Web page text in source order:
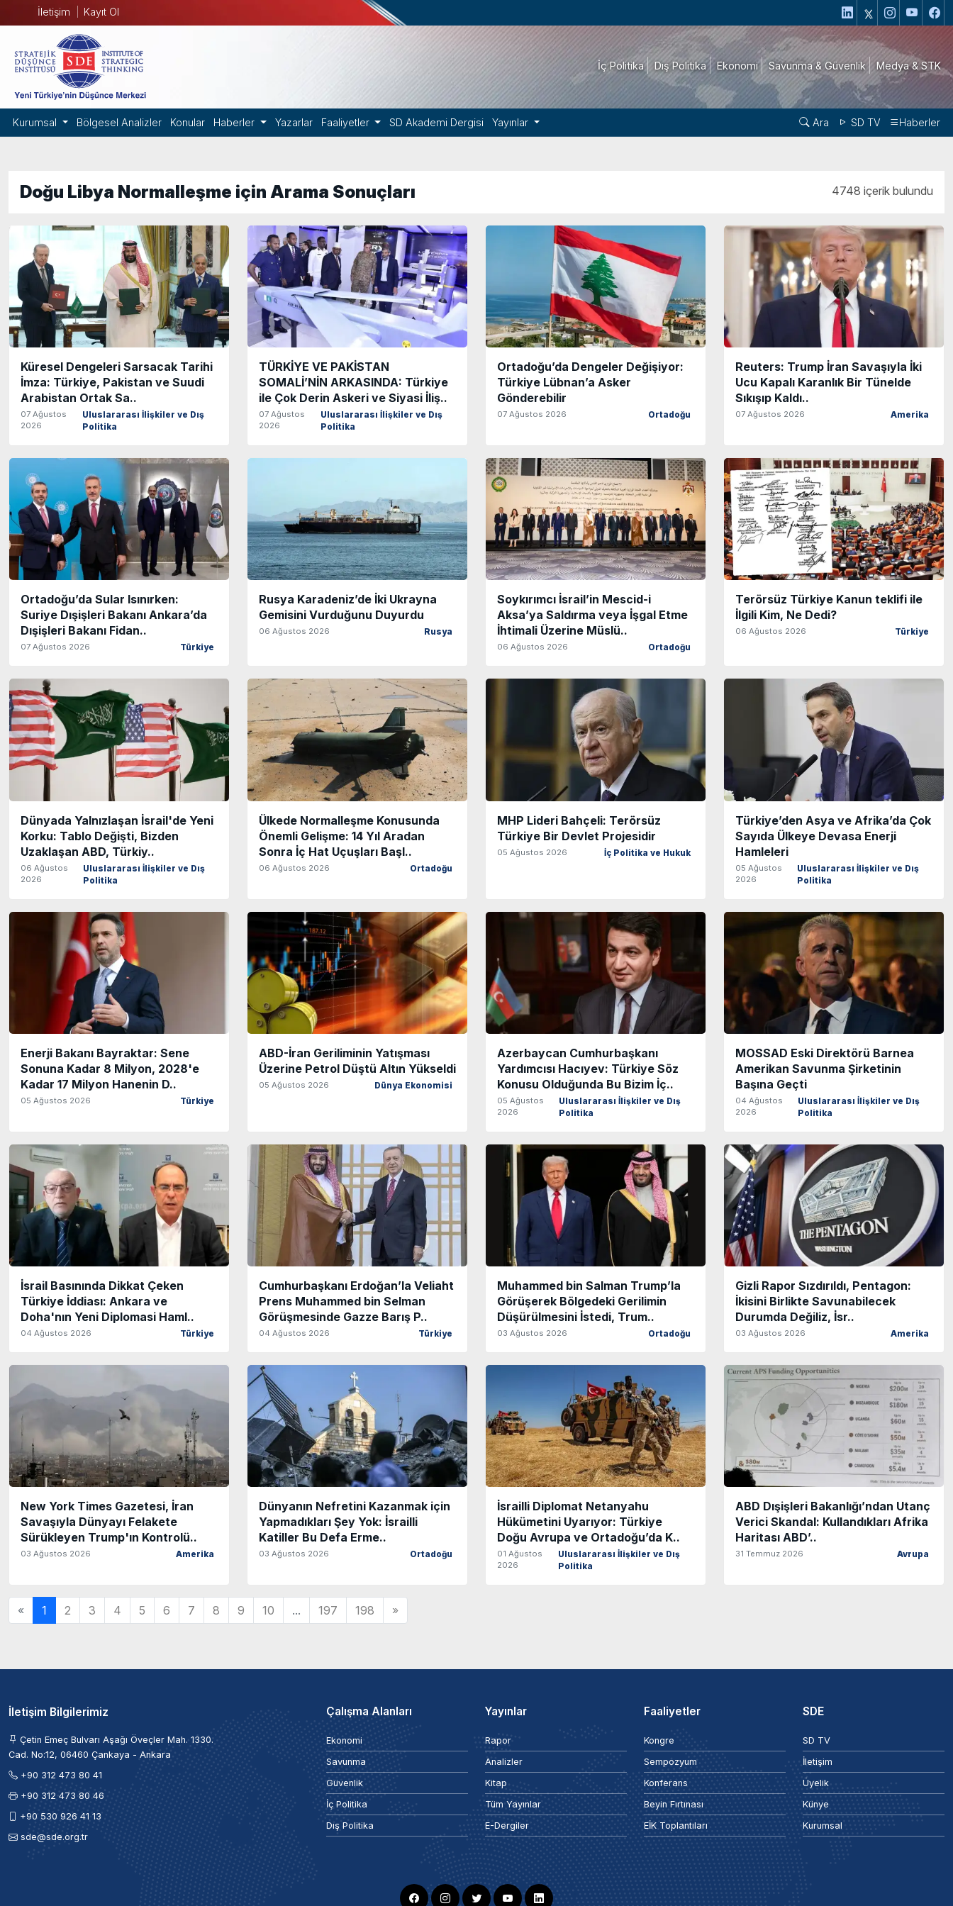
İletişim Kayıt Ol
İç Politika Dış Politika Ekonomi Savunma & Güvenlik Medya & STK
Kurumsal Bölgesel Analizler Konular Haberler Yazarlar Faaliyetler SD Akademi Dergisi Yayınlar Ara SD TV Haberler
Doğu Libya Normalleşme için Arama Sonuçları 4748 içerik bulundu
Küresel Dengeleri Sarsacak Tarihi
İmza: Türkiye, Pakistan ve Suudi
Arabistan Ortak Sa..
07 Ağustos
2026
Uluslararası İlişkiler ve Dış
Politika
TÜRKİYE VE PAKİSTAN
SOMALİ’NİN ARKASINDA: Türkiye
ile Çok Derin Askeri ve Siyasi İliş..
07 Ağustos
2026
Uluslararası İlişkiler ve Dış
Politika
Ortadoğu’da Dengeler Değişiyor:
Türkiye Lübnan’a Asker
Gönderebilir
07 Ağustos 2026 Ortadoğu
Reuters: Trump İran Savaşıyla İki
Ucu Kapalı Karanlık Bir Tünelde
Sıkışıp Kaldı..
07 Ağustos 2026 Amerika
Ortadoğu’da Sular Isınırken:
Suriye Dışişleri Bakanı Ankara’da
Dışişleri Bakanı Fidan..
07 Ağustos 2026 Türkiye
Rusya Karadeniz’de İki Ukrayna
Gemisini Vurduğunu Duyurdu
06 Ağustos 2026 Rusya
Soykırımcı İsrail’in Mescid-i
Aksa’ya Saldırma veya İşgal Etme
İhtimali Üzerine Müslü..
06 Ağustos 2026 Ortadoğu
Terörsüz Türkiye Kanun teklifi ile
İlgili Kim, Ne Dedi?
06 Ağustos 2026 Türkiye
Dünyada Yalnızlaşan İsrail'de Yeni
Korku: Tablo Değişti, Bizden
Uzaklaşan ABD, Türkiy..
06 Ağustos
2026
Uluslararası İlişkiler ve Dış
Politika
Ülkede Normalleşme Konusunda
Önemli Gelişme: 14 Yıl Aradan
Sonra İç Hat Uçuşları Başl..
06 Ağustos 2026 Ortadoğu
MHP Lideri Bahçeli: Terörsüz
Türkiye Bir Devlet Projesidir
05 Ağustos 2026 İç Politika ve Hukuk
Türkiye’den Asya ve Afrika’da Çok
Sayıda Ülkeye Devasa Enerji
Hamleleri
05 Ağustos
2026
Uluslararası İlişkiler ve Dış
Politika
Enerji Bakanı Bayraktar: Sene
Sonuna Kadar 8 Milyon, 2028'e
Kadar 17 Milyon Hanenin D..
05 Ağustos 2026 Türkiye
ABD-İran Geriliminin Yatışması
Üzerine Petrol Düştü Altın Yükseldi
05 Ağustos 2026 Dünya Ekonomisi
Azerbaycan Cumhurbaşkanı
Yardımcısı Hacıyev: Türkiye Söz
Konusu Olduğunda Bu Bizim İç..
05 Ağustos
2026
Uluslararası İlişkiler ve Dış
Politika
MOSSAD Eski Direktörü Barnea
Amerikan Savunma Şirketinin
Başına Geçti
04 Ağustos
2026
Uluslararası İlişkiler ve Dış
Politika
İsrail Basınında Dikkat Çeken
Türkiye İddiası: Ankara ve
Doha'nın Yeni Diplomasi Haml..
04 Ağustos 2026 Türkiye
Cumhurbaşkanı Erdoğan’la Veliaht
Prens Muhammed bin Selman
Görüşmesinde Gazze Barış P..
04 Ağustos 2026 Türkiye
Muhammed bin Salman Trump’la
Görüşerek Bölgedeki Gerilimin
Düşürülmesini İstedi, Trum..
03 Ağustos 2026 Ortadoğu
Gizli Rapor Sızdırıldı, Pentagon:
İkisini Birlikte Savunabilecek
Durumda Değiliz, İsr..
03 Ağustos 2026 Amerika
New York Times Gazetesi, İran
Savaşıyla Dünyayı Felakete
Sürükleyen Trump'ın Kontrolü..
03 Ağustos 2026 Amerika
Dünyanın Nefretini Kazanmak için
Yapmadıkları Şey Yok: İsrailli
Katiller Bu Defa Erme..
03 Ağustos 2026 Ortadoğu
İsrailli Diplomat Netanyahu
Hükümetini Uyarıyor: Türkiye
Doğu Avrupa ve Ortadoğu’da K..
01 Ağustos
2026
Uluslararası İlişkiler ve Dış
Politika
ABD Dışişleri Bakanlığı’ndan Utanç
Verici Skandal: Kullandıkları Afrika
Haritası ABD’..
31 Temmuz 2026 Avrupa
« 1 2 3 4 5 6 7 8 9 10 ... 197 198 »
İletişim Bilgilerimiz
Çetin Emeç Bulvarı Aşağı Öveçler Mah. 1330.
Cad. No:12, 06460 Çankaya - Ankara
+90 312 473 80 41
+90 312 473 80 46
+90 530 926 41 13
sde@sde.org.tr
Çalışma Alanları
Ekonomi
Savunma
Güvenlik
İç Politika
Dış Politika
Yayınlar
Rapor
Analizler
Kitap
Tüm Yayınlar
E-Dergiler
Faaliyetler
Kongre
Sempozyum
Konferans
Beyin Fırtınası
EİK Toplantıları
SDE
SD TV
İletişim
Üyelik
Künye
Kurumsal